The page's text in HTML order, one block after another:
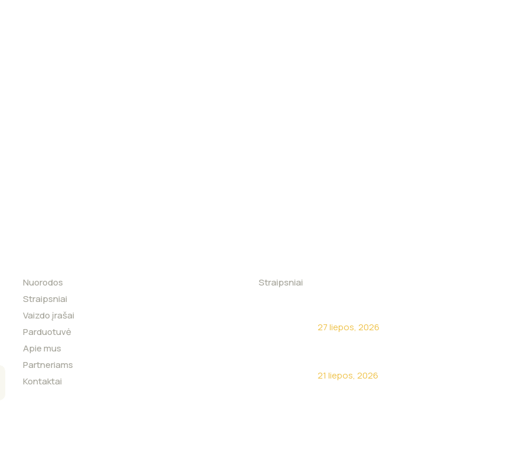
Nuorodos
Straipsniai
Vaizdo įrašai
Parduotuvė
Apie mus
Partneriams
Kontaktai
Straipsniai
27 liepos, 2026
21 liepos, 2026